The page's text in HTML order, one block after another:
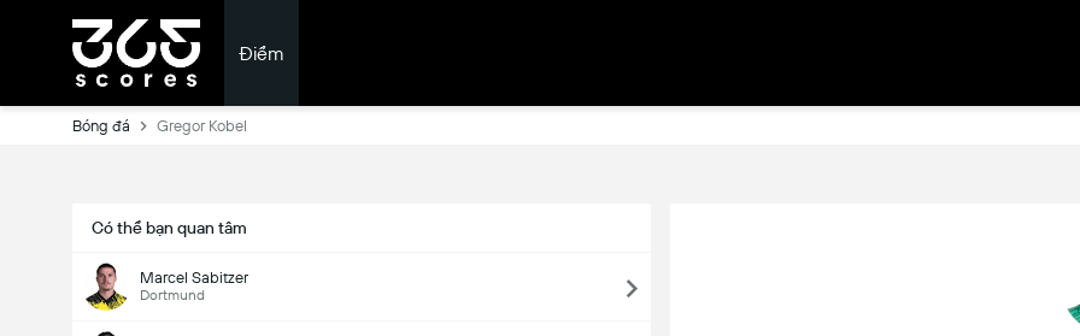
Điểm
Bóng đá Gregor Kobel
Có thể bạn quan tâm
Marcel Sabitzer
Dortmund